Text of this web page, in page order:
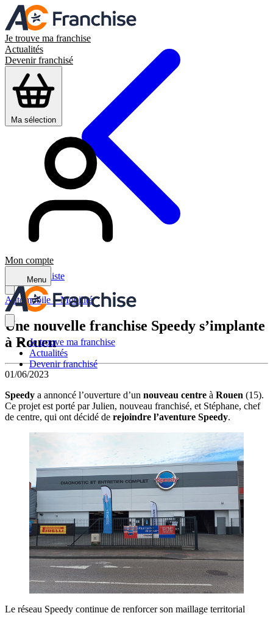
Je trouve ma franchise
Actualités
Devenir franchisé
Ma sélection
Mon compte
Menu
Je trouve ma franchise
Actualités
Devenir franchisé
Retour à la liste
Automobile – Mobilité
Une nouvelle franchise Speedy s’implante
à Rouen
01/06/2023
Speedy a annoncé l’ouverture d’un nouveau centre à Rouen (15).
Ce projet est porté par Julien, nouveau franchisé, et Stéphane, chef
de centre, qui ont décidé de rejoindre l’aventure Speedy.
Le réseau Speedy continue de renforcer son maillage territorial